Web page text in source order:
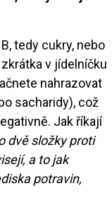
tedy cukry, nebo
v jídelníčku
nahrazovat
sacharidy), což
Jak říkají
dvě složky proti
a to jak
potravin,